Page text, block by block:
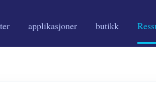
applikasjoner butikk